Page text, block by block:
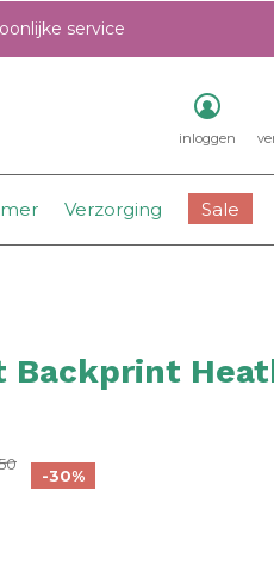
Verzorging Sale
inloggen
service
Backprint
-30%